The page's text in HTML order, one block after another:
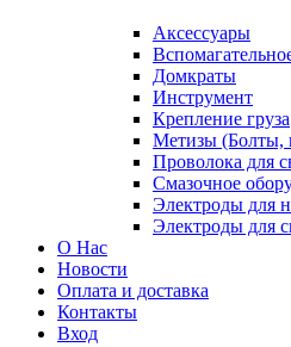
Аксессуары
Домкраты
Инструмент
Крепление груза
Метизы (Болты,
Проволока для
Смазочное
Электроды для
Электроды для
О Нас
Новости
Оплата и доставка
Контакты
Вход